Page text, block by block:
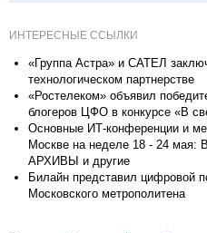
ИНТЕРЕСНЫЕ ССЫЛКИ
«Группа Астра» и САТЕЛ
технологическом партнерстве
«Ростелеком» объявил
блогеров ЦФО в конкурсе «В
Основные ИТ-конференции и
Москве на неделе 18 - 24 мая:
АРХИВЫ и другие
Билайн представил цифровой
Московского метрополитена